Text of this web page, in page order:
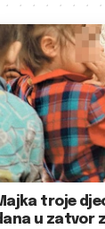
troje
u zatvor